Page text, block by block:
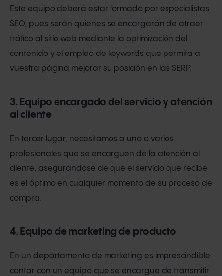
Este equipo deberá estar formado por especialistas
SEO, pues serán quienes se encargarán de atraer
tráfico al sitio web mediante la optimización del
contenido y el empleo de keywords que permita a
vuestra página mejorar su posición en las SERP.
3. Equipo encargado del servicio y atención
al cliente
En tercer lugar, necesitamos a uno o varios
profesionales que se encarguen de la atención al
cliente, asegurándose de que el servicio que recibe
es el óptimo en cualquier momento de su proceso de
compra.
4. Equipo de marketing de producto
En un departamento de marketing es imprescindible
contar con un equipo que se encargue de transmitir